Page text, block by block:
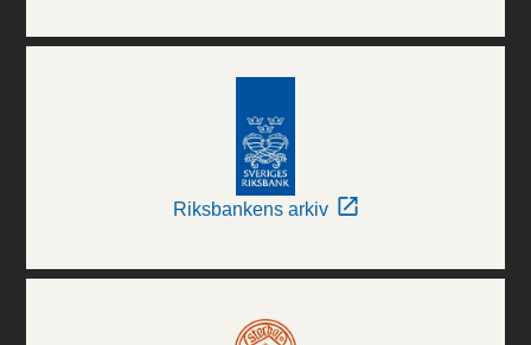
Riksbankens arkiv